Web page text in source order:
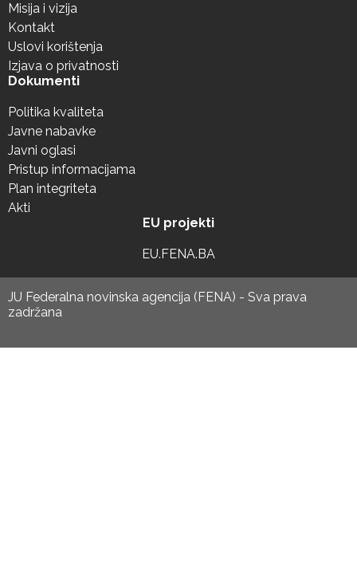
Misija i vizija
Kontakt
Uslovi korištenja
Izjava o privatnosti
Dokumenti
Politika kvaliteta
Javne nabavke
Javni oglasi
Pristup informacijama
Plan integriteta
Akti
EU projekti
EU.FENA.BA
JU Federalna novinska agencija (FENA) - Sva prava
zadržana